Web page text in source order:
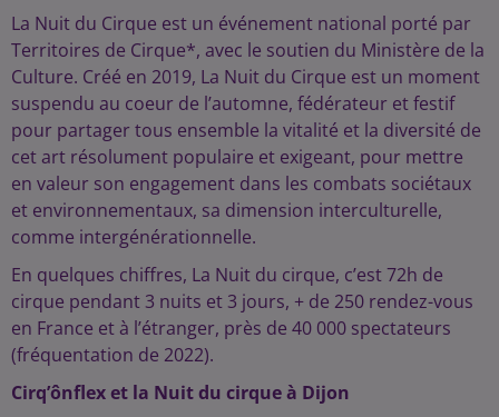
La Nuit du Cirque est un événement national porté par
Territoires de Cirque*, avec le soutien du Ministère de la
Culture. Créé en 2019, La Nuit du Cirque est un moment
suspendu au coeur de l’automne, fédérateur et festif
pour partager tous ensemble la vitalité et la diversité de
cet art résolument populaire et exigeant, pour mettre
en valeur son engagement dans les combats sociétaux
et environnementaux, sa dimension interculturelle,
comme intergénérationnelle.
En quelques chiffres, La Nuit du cirque, c’est 72h de
cirque pendant 3 nuits et 3 jours, + de 250 rendez-vous
en France et à l’étranger, près de 40 000 spectateurs
(fréquentation de 2022).
Cirq’ônflex et la Nuit du cirque à Dijon